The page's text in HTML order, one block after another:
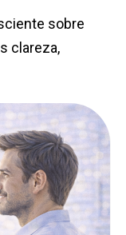
sobre
clareza,